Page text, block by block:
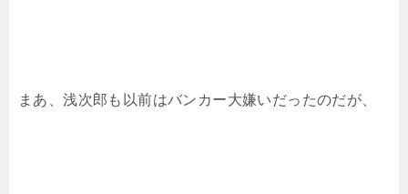
まあ、浅次郎も以前はバンカー大嫌いだったのだが、